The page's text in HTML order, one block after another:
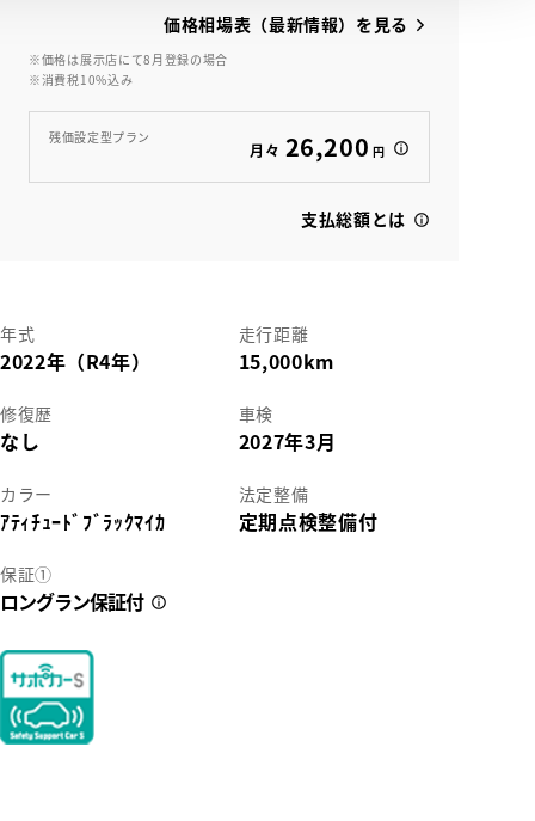
価格相場表（最新情報）を見る
※価格は展示店にて8月登録の場合
※消費税10%込み
残価設定型プラン
月々 26,200 円
支払総額とは
年式
2022年（R4年）
走行距離
15,000km
修復歴
なし
車検
2027年3月
カラー
ｱﾃｨﾁｭｰﾄﾞﾌﾞﾗｯｸﾏｲｶ
法定整備
定期点検整備付
保証①
ロングラン保証付